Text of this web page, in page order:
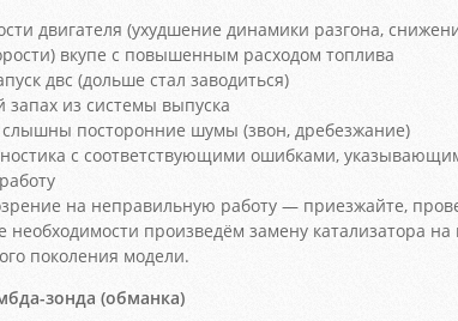
двигателя (ухудшение динамики разгона,
вкупе с повышенным расходом топлива
двс (дольше стал заводиться)
запах из системы выпуска
слышны посторонние шумы (звон, дребезжание)
с соответствующими ошибками,
на неправильную работу — приезжайте,
необходимости произведём замену катализатора на
поколения модели.
зонда (обманка)